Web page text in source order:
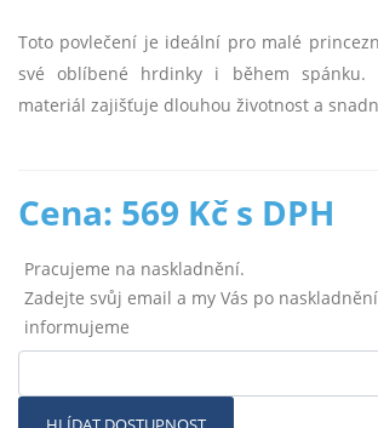
Toto povlečení je ideální pro malé
své oblíbené hrdinky i během spánku.
materiál zajišťuje dlouhou životnost a
Cena: 569 Kč s DPH
Pracujeme na naskladnění.
Zadejte svůj email a my Vás po
informujeme